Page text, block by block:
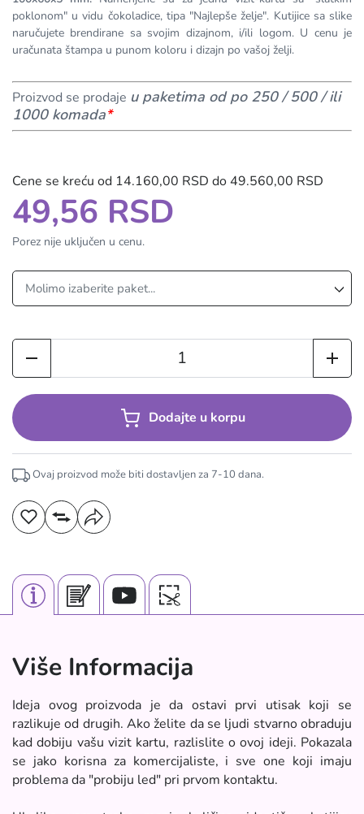
poklonom" u vidu čokoladice, tipa "Najlepše želje". Kutijice sa slike
naručujete brendirane sa svojim dizajnom, i/ili logom. U cenu je
uračunata štampa u punom koloru i dizajn po vašoj želji.
Proizvod se prodaje u paketima od po 250 / 500 / ili
1000 komada*
Cene se kreću od 14.160,00 RSD do 49.560,00 RSD
49,56 RSD
Porez nije uključen u cenu.
Dodajte u korpu
Ovaj proizvod može biti dostavljen za 7-10 dana.
Više Informacija
Ideja ovog proizvoda je da ostavi prvi utisak koji se
razlikuje od drugih. Ako želite da se ljudi stvarno obraduju
kad dobiju vašu vizit kartu, razlislite o ovoj ideji. Pokazala
se jako korisna za komercijaliste, i sve one koji imaju
problema da "probiju led" pri prvom kontaktu.